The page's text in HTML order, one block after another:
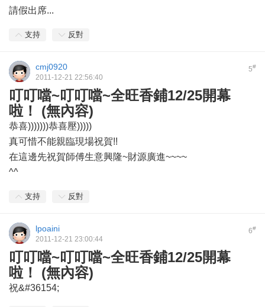
請假出席...
支持 反對
5#
cmj0920
2011-12-21 22:56:40
叮叮噹~叮叮噹~全旺香鋪12/25開幕
啦！ (無內容)
恭喜)))))))恭喜壓)))))
真可惜不能親臨現場祝賀!!
在這邊先祝賀師傅生意興隆~財源廣進~~~~
^^
支持 反對
6#
lpoaini
2011-12-21 23:00:44
叮叮噹~叮叮噹~全旺香鋪12/25開幕
啦！ (無內容)
祝&#36154;